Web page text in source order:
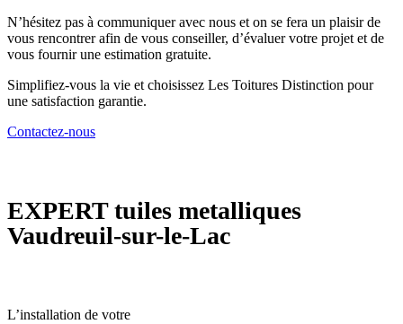
N’hésitez pas à communiquer avec nous et on se fera un plaisir de
vous rencontrer afin de vous conseiller, d’évaluer votre projet et de
vous fournir une estimation gratuite.
Simplifiez-vous la vie et choisissez Les Toitures Distinction pour
une satisfaction garantie.
Contactez-nous
EXPERTtuiles metalliques
Vaudreuil-sur-le-Lac
L’installation de votre